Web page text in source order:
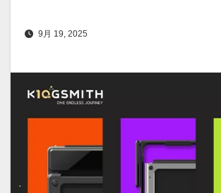
9月 19, 2025